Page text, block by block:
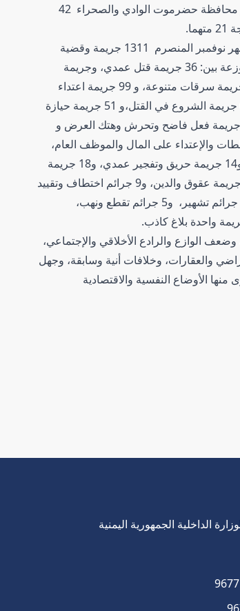
المهرة 93 متهما، ومحافظة شبوة 91 متهما، ومحافظة الضالع 61 متهما، و محافظة حضرموت الوادي والصحراء 42
واوضحت احصائية اعدها الإعلام الأمني أن أجهزة الشرطة ضبطت خلال شهر نوفمبر المنصرم 1311 جريمة وقضية
جنائية مختلفة من إجمالي الجرائم المسجلة والبالغ عددها 1608 جريمه موزعة بين: 36 جريمة قتل عمدي، وجريمة
واحدة قتل غير عمدي، و 331 جريمة إيذاء عمدي جسيمة وخفيفة، و 275 جريمة سرقات متنوعة، و 99 جريمة اعتداء
على أملاك غير،و 69 جريمة خيانة الأمانة، و 67 جريمة نصب واحتيال، و 61 جريمة الشروع في القتل،و 51 جريمة حيازة
وترويج وتعاطي مخدرات، و 57 جريمة تهديد، و 44 جريمة سب وشتم،و 36 جريمة فعل فاضح وتحرش وهتك العرض و
مسكن، و 29 جريمة مقاومة السلطات والإعتداء على المال والموظف العام،
و22 جريمة الإضرار بالمال الخاص، و 21 جريمة إطلاق وتبادل إطلاق النار، و14 جريمة حريق وتفجير عمدي، و18 جريمة
تزوير وابتزاز وانتحال شخصية، و15جريمة زنا ولواط واغتصاب وقذف، 13 جريمة عقوق والدين، و9 جرائم اختطاف وتقييد
حرية ، و 8 جرائم اقلاق السكينة وهروب سجين، و8 جرائم مطل الغني، و 6 جرائم تشهير، و5 جرائم تقطع ونهب،
الوازع والرادع الأخلاقي والإجتماعي،
والعقارات، وخلافات أنية وسابقة، وجهل
منها الأوضاع النفسية والاقتصادية
الداخلية الجمهورية اليمنية